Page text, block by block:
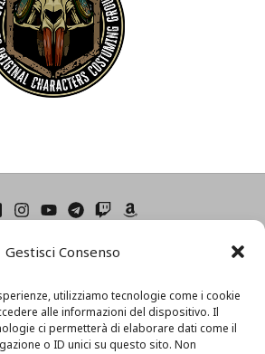
Gestisci Consenso
utilizziamo tecnologie come i cookie
alle informazioni del dispositivo. Il
ci permetterà di elaborare dati come il
o ID unici su questo sito. Non
Condizioni di Utilizzo
Privacy
I
l
m